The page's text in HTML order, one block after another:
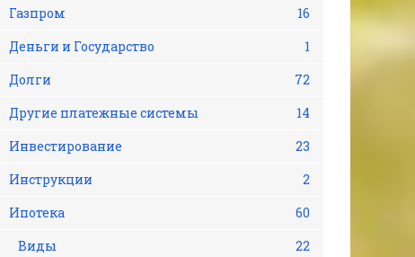
Газпром
16
Деньги и Государство
1
Долги
72
Другие платежные системы
14
Инвестирование
23
Инструкции
2
Ипотека
60
Виды
22